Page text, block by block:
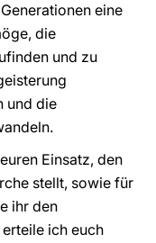
eine
die
und zu
und die
Einsatz, den
stellt, sowie für
ihr den
ich euch